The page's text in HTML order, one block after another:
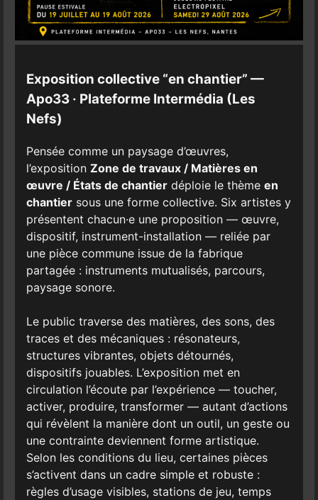
Exposition collective “en chantier” —
Apo33 · Plateforme Intermédia (Les
Nefs)
Pensée comme un paysage d’œuvres,
l’exposition Zone de travaux / Matières en
œuvre / États de chantierdéploie le thème en
chantiersous une forme collective. Six artistes y
présentent chacun·e une proposition — œuvre,
dispositif, instrument-installation — reliée par
une pièce commune issue de la fabrique
partagée : instruments mutualisés, parcours,
paysage sonore.
Le public traverse des matières, des sons, des
traces et des mécaniques : résonateurs,
structures vibrantes, objets détournés,
dispositifs jouables. L’exposition met en
circulation l’écoute par l’expérience — toucher,
activer, produire, transformer — autant d’actions
qui révèlent la manière dont un outil, un geste ou
une contrainte deviennent forme artistique.
Selon les conditions du lieu, certaines pièces
s’activent dans un cadre simple et robuste :
règles d’usage visibles, stations de jeu, temps